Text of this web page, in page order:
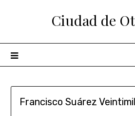
Ciudad de
Francisco Suárez